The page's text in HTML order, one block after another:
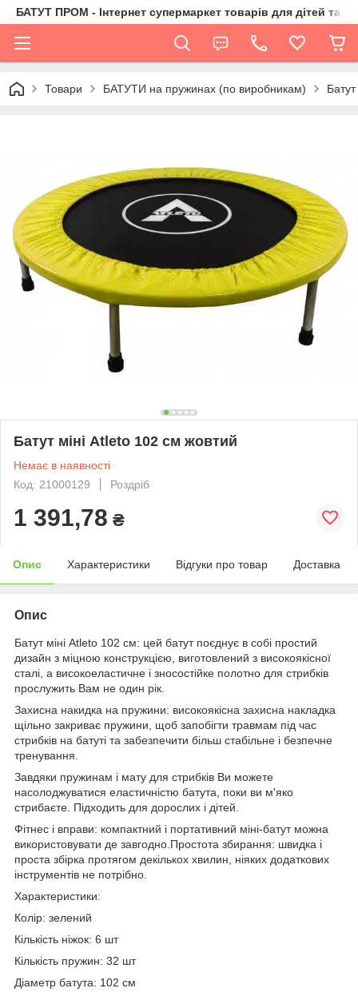
БАТУТ ПРОМ - Інтернет супермаркет товарів для дітей та їх
Товари БАТУТИ на пружинах (по виробникам)
Батут міні Atleto 102 см жовтий
Немає в наявності
Код: 21000129
Роздріб
1 391,78 ₴
Опис Характеристики Відгуки про товар Доставка
Опис
Батут міні Atleto 102 см: цей батут поєднує в собі простий
дизайн з міцною конструкцією, виготовлений з високоякісної
сталі, а високоеластичне і зносостійке полотно для стрибків
прослужить Вам не один рік.
Захисна накидка на пружини: високоякісна захисна накладка
щільно закриває пружини, щоб запобігти травмам під час
стрибків на батуті та забезпечити більш стабільне і безпечне
тренування.
Завдяки пружинам і мату для стрибків Ви можете
насолоджуватися еластичністю батута, поки ви м'яко
стрибаєте. Підходить для дорослих і дітей.
Фітнес і вправи: компактний і портативний міні-батут можна
використовувати де завгодно.Простота збирання: швидка і
проста збірка протягом декількох хвилин, ніяких додаткових
інструментів не потрібно.
Характеристики:
Колір: зелений
Кількість ніжок: 6 шт
Кількість пружин: 32 шт
Діаметр батута: 102 см